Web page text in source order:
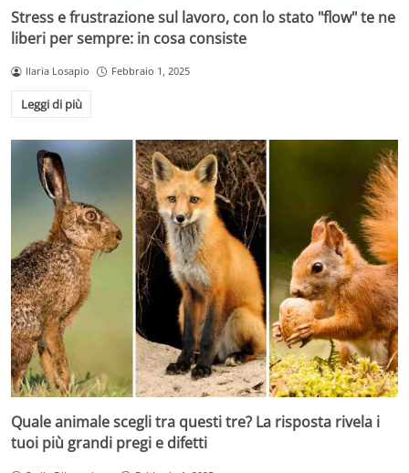
Stress e frustrazione sul lavoro, con lo stato "flow" te ne
liberi per sempre: in cosa consiste
Ilaria Losapio Febbraio 1, 2025
Leggi di più
Quale animale scegli tra questi tre? La risposta rivela i
tuoi più grandi pregi e difetti